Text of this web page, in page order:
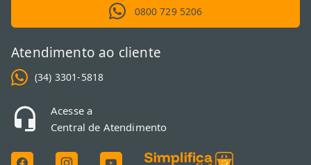
0800 729 5206
Atendimento ao cliente
(34) 3301-5818
Acesse a
Central de Atendimento